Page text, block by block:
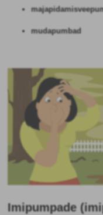
mudapumbad
Imipumpade